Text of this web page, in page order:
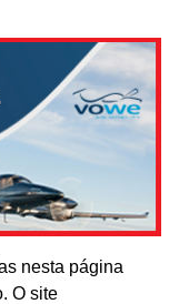
nesta página
O site